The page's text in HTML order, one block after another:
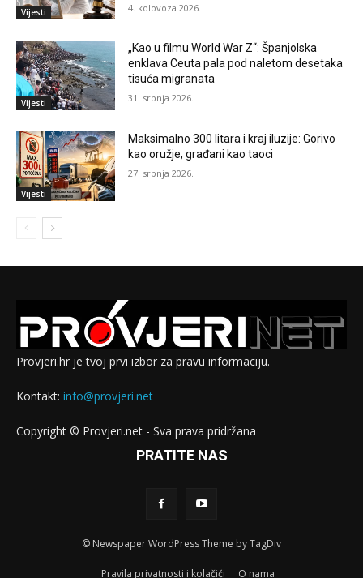
Vijesti 4. kolovoza 2026.
Vijesti
„Kao u filmu World War Z“: Španjolska
enklava Ceuta pala pod naletom desetaka
tisuća migranata
31. srpnja 2026.
Vijesti
Maksimalno 300 litara i kraj iluzije: Gorivo
kao oružje, građani kao taoci
27. srpnja 2026.
Provjeri.hr je tvoj prvi izbor za pravu informaciju.
Kontakt: info@provjeri.net
Copyright © Provjeri.net - Sva prava pridržana
PRATITE NAS
© Newspaper WordPress Theme by TagDiv
Pravila privatnosti i kolačići O nama